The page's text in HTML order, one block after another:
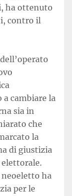
ha ottenuto
contro il
a cambiare la
sia in
che
la
di giustizia
neoeletto ha
per le